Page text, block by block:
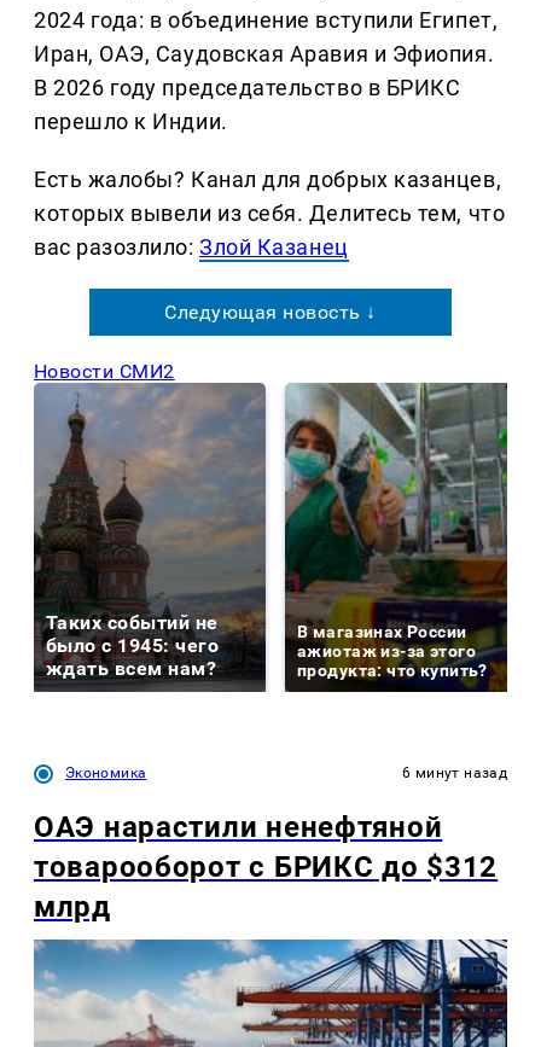
2024 года: в объединение вступили Египет,
Иран, ОАЭ, Саудовская Аравия и Эфиопия.
В 2026 году председательство в БРИКС
перешло к Индии.
Есть жалобы? Канал для добрых казанцев,
которых вывели из себя. Делитеcь тем, что
вас разозлило:Злой Казанец
Следующая новость ↓
Новости СМИ2
Таких событий не
было с 1945: чего
ждать всем нам?
В магазинах России
ажиотаж из-за этого
продукта: что купить?
Экономика 6 минут назад
ОАЭ нарастили ненефтяной
товарооборот с БРИКС до $312
млрд